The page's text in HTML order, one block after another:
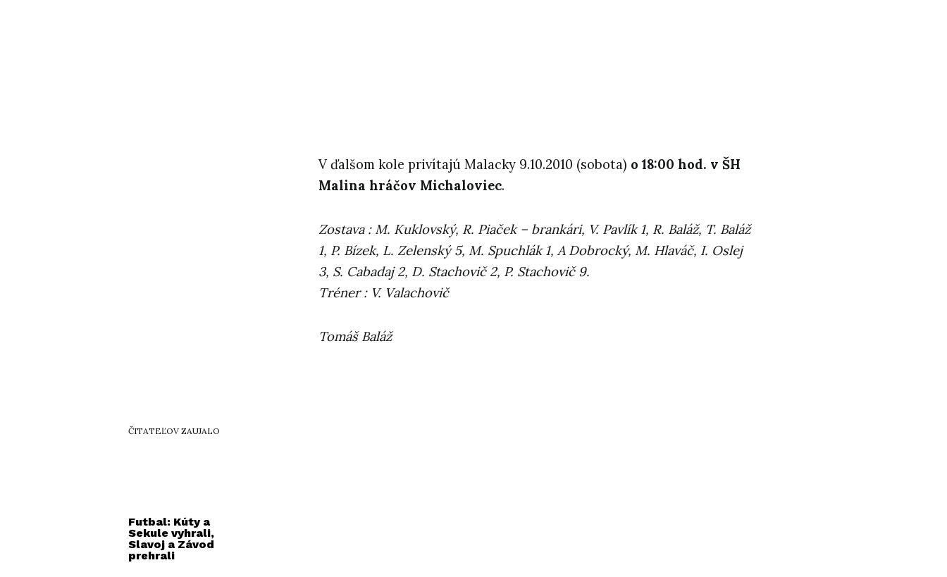
ČITATEĽOV ZAUJALO
Futbal: Kúty a
Sekule vyhrali,
Slavoj a Závod
prehrali
V ďalšom kole privítajú Malacky 9.10.2010 (sobota) o 18:00 hod. v ŠH
Malina hráčov Michaloviec.
Zostava : M. Kuklovský, R. Piaček – brankári, V. Pavlík 1, R. Baláž, T. Baláž
1, P. Bízek, L. Zelenský 5, M. Spuchlák 1, A Dobrocký, M. Hlaváč, I. Oslej
3, S. Cabadaj 2, D. Stachovič 2, P. Stachovič 9.
Tréner : V. Valachovič
Tomáš Baláž